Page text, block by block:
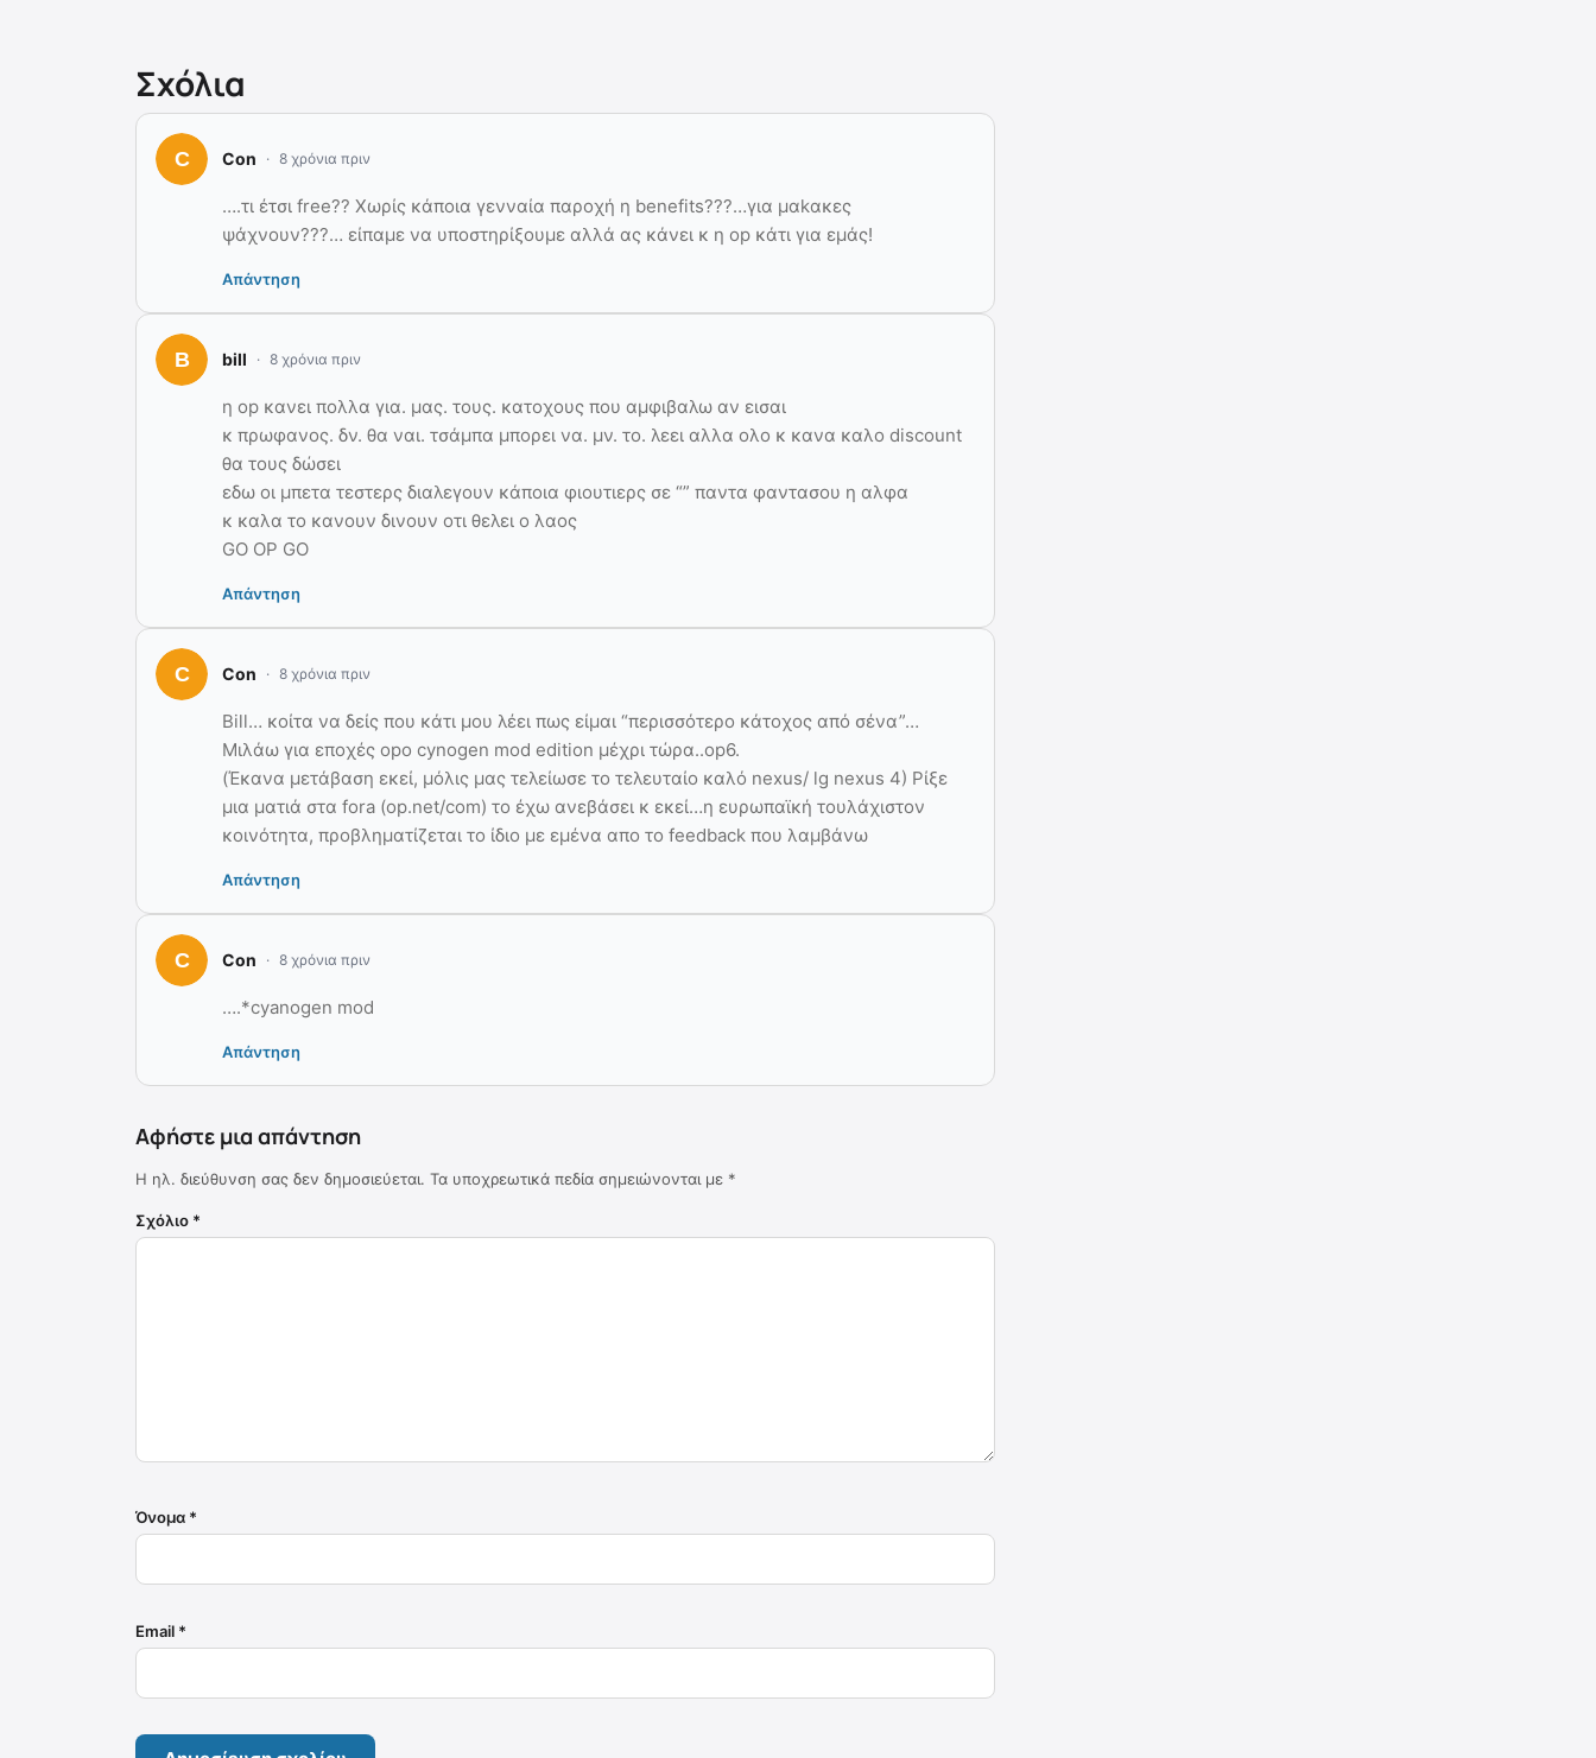
Σχόλια
Con 8 χρόνια πριν
….τι έτσι free?? Χωρίς κάποια γενναία παροχή η benefits???…για μαkακες
ψάχνουν???… είπαμε να υποστηρίξουμε αλλά ας κάνει κ η op κάτι για εμάς!
Απάντηση
bill 8 χρόνια πριν
η op κανει πολλα για. μας. τους. κατοχους που αμφιβαλω αν εισαι
κ πρωφανος. δν. θα ναι. τσάμπα μπορει να. μν. το. λεει αλλα ολο κ κανα καλο discount
θα τους δώσει
εδω οι μπετα τεστερς διαλεγουν κάποια φιουτιερς σε “” παντα φαντασου η αλφα
κ καλα το κανουν δινουν οτι θελει ο λαος
GO OP GO
Απάντηση
Con 8 χρόνια πριν
Bill… κοίτα να δείς που κάτι μου λέει πως είμαι “περισσότερο κάτοχος από σένα”…
Μιλάω για εποχές opo cynogen mod edition μέχρι τώρα..op6.
(Έκανα μετάβαση εκεί, μόλις μας τελείωσε το τελευταίο καλό nexus/ lg nexus 4) Ρίξε
μια ματιά στα fora (op.net/com) το έχω ανεβάσει κ εκεί…η ευρωπαϊκή τουλάχιστον
κοινότητα, προβληματίζεται το ίδιο με εμένα απο το feedback που λαμβάνω
Απάντηση
Con 8 χρόνια πριν
….*cyanogen mod
Απάντηση
Αφήστε μια απάντηση
Η ηλ. διεύθυνση σας δεν δημοσιεύεται. Τα υποχρεωτικά πεδία σημειώνονται με *
Σχόλιο *
Όνομα *
Email *